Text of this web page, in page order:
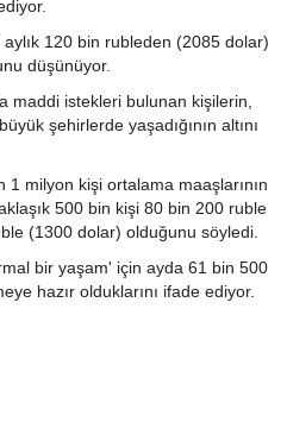
120 bin rubleden (2085 dolar)
düşünüyor.
maddi istekleri bulunan kişilerin,
şehirlerde yaşadığının altını
1 milyon kişi ortalama maaşlarının
500 bin kişi 80 bin 200 ruble
(1300 dolar) olduğunu söyledi.
bir yaşam' için ayda 61 bin 500
hazır olduklarını ifade ediyor.